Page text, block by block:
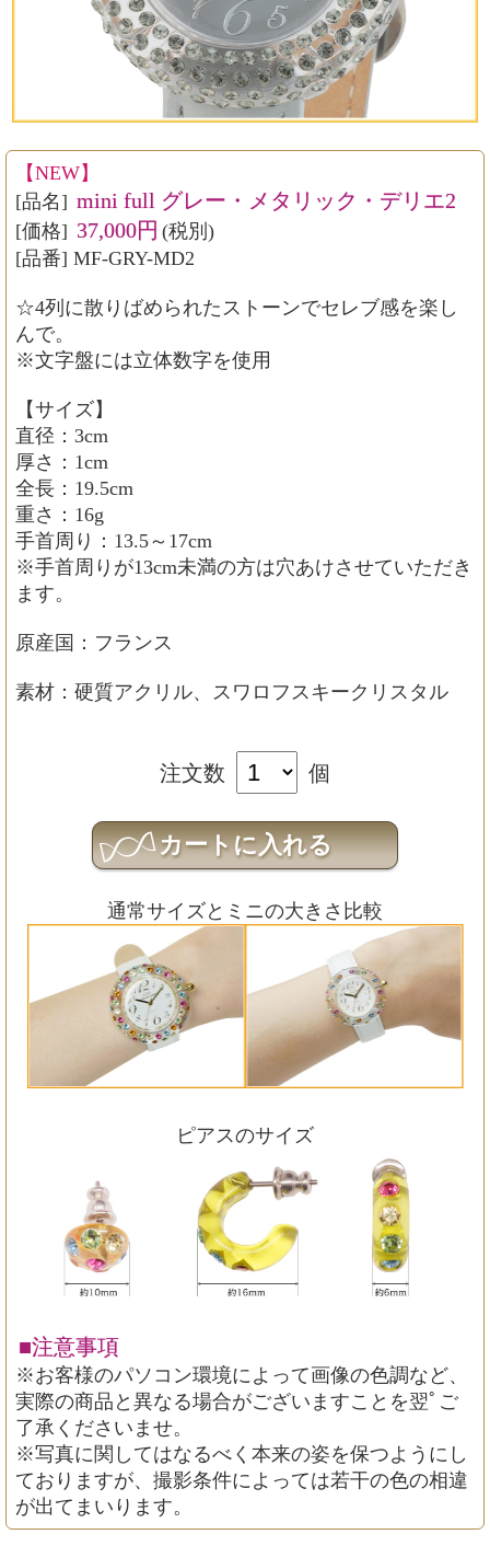
【NEW】
[品名] mini full グレー・メタリック・デリエ2
[価格] 37,000円 (税別)
[品番] MF-GRY-MD2
☆4列に散りばめられたストーンでセレブ感を楽し
んで。
※文字盤には立体数字を使用
【サイズ】
直径：3cm
厚さ：1cm
全長：19.5cm
重さ：16g
手首周り：13.5～17cm
※手首周りが13cm未満の方は穴あけさせていただき
ます。
原産国：フランス
素材：硬質アクリル、スワロフスキークリスタル
注文数 個
通常サイズとミニの大きさ比較
ピアスのサイズ
■注意事項
※お客様のパソコン環境によって画像の色調など、
実際の商品と異なる場合がございますことを翌ﾟご
了承くださいませ。
※写真に関してはなるべく本来の姿を保つようにし
ておりますが、撮影条件によっては若干の色の相違
が出てまいります。